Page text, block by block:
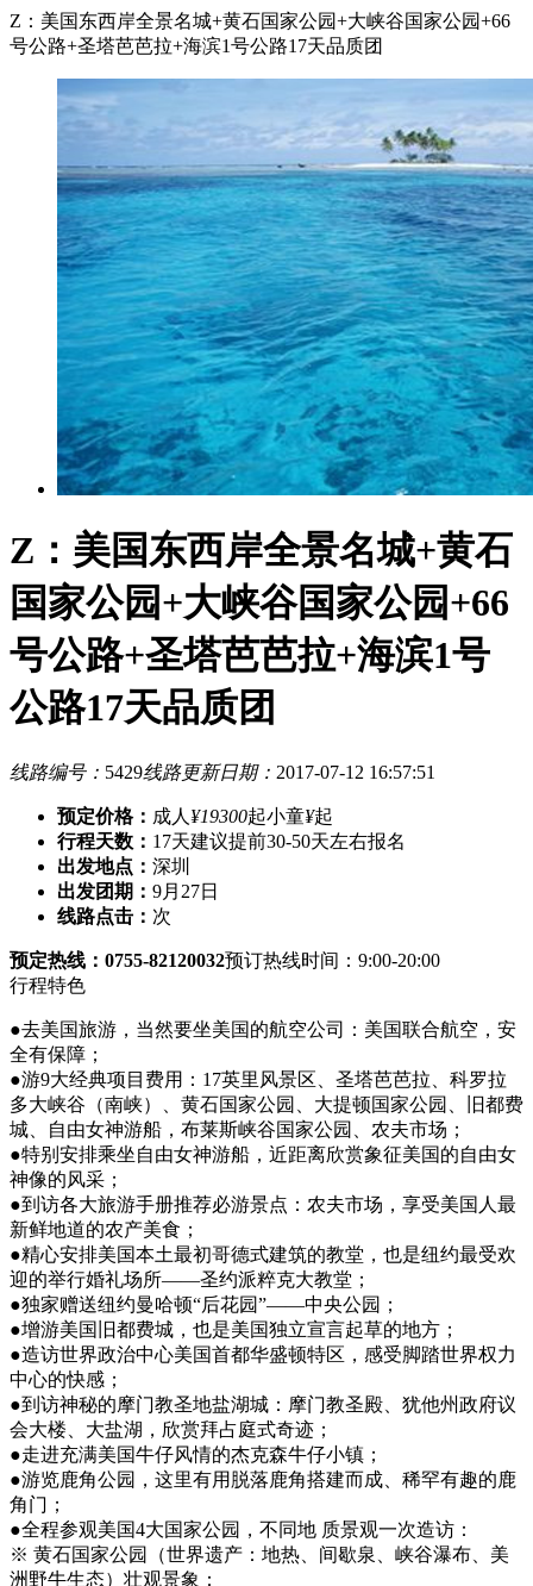
Z：美国东西岸全景名城+黄石国家公园+大峡谷国家公园+66
号公路+圣塔芭芭拉+海滨1号公路17天品质团
Z：美国东西岸全景名城+黄石
国家公园+大峡谷国家公园+66
号公路+圣塔芭芭拉+海滨1号
公路17天品质团
线路编号： 5429线路更新日期： 2017-07-12 16:57:51
预定价格： 成人 ¥19300起小童¥起
行程天数： 17天建议提前30-50天左右报名
出发地点： 深圳
出发团期： 9月27日
线路点击： 次
预定热线：0755-82120032预订热线时间：9:00-20:00
行程特色
●去美国旅游，当然要坐美国的航空公司：美国联合航空，安
全有保障；
●游9大经典项目费用：17英里风景区、圣塔芭芭拉、科罗拉
多大峡谷（南峡）、黄石国家公园、大提顿国家公园、旧都费
城、自由女神游船，布莱斯峡谷国家公园、农夫市场；
●特别安排乘坐自由女神游船，近距离欣赏象征美国的自由女
神像的风采；
●到访各大旅游手册推荐必游景点：农夫市场，享受美国人最
新鲜地道的农产美食；
●精心安排美国本土最初哥德式建筑的教堂，也是纽约最受欢
迎的举行婚礼场所——圣约派粹克大教堂；
●独家赠送纽约曼哈顿“后花园”——中央公园；
●增游美国旧都费城，也是美国独立宣言起草的地方；
●造访世界政治中心美国首都华盛顿特区，感受脚踏世界权力
中心的快感；
●到访神秘的摩门教圣地盐湖城：摩门教圣殿、犹他州政府议
会大楼、大盐湖，欣赏拜占庭式奇迹；
●走进充满美国牛仔风情的杰克森牛仔小镇；
●游览鹿角公园，这里有用脱落鹿角搭建而成、稀罕有趣的鹿
角门；
●全程参观美国4大国家公园，不同地 质景观一次造访：
※ 黄石国家公园（世界遗产：地热、间歇泉、峡谷瀑布、美
洲野牛生态）壮观景象：